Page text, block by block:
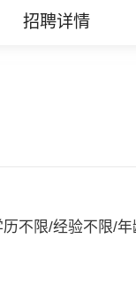
招聘详情
不限/经验不限/年